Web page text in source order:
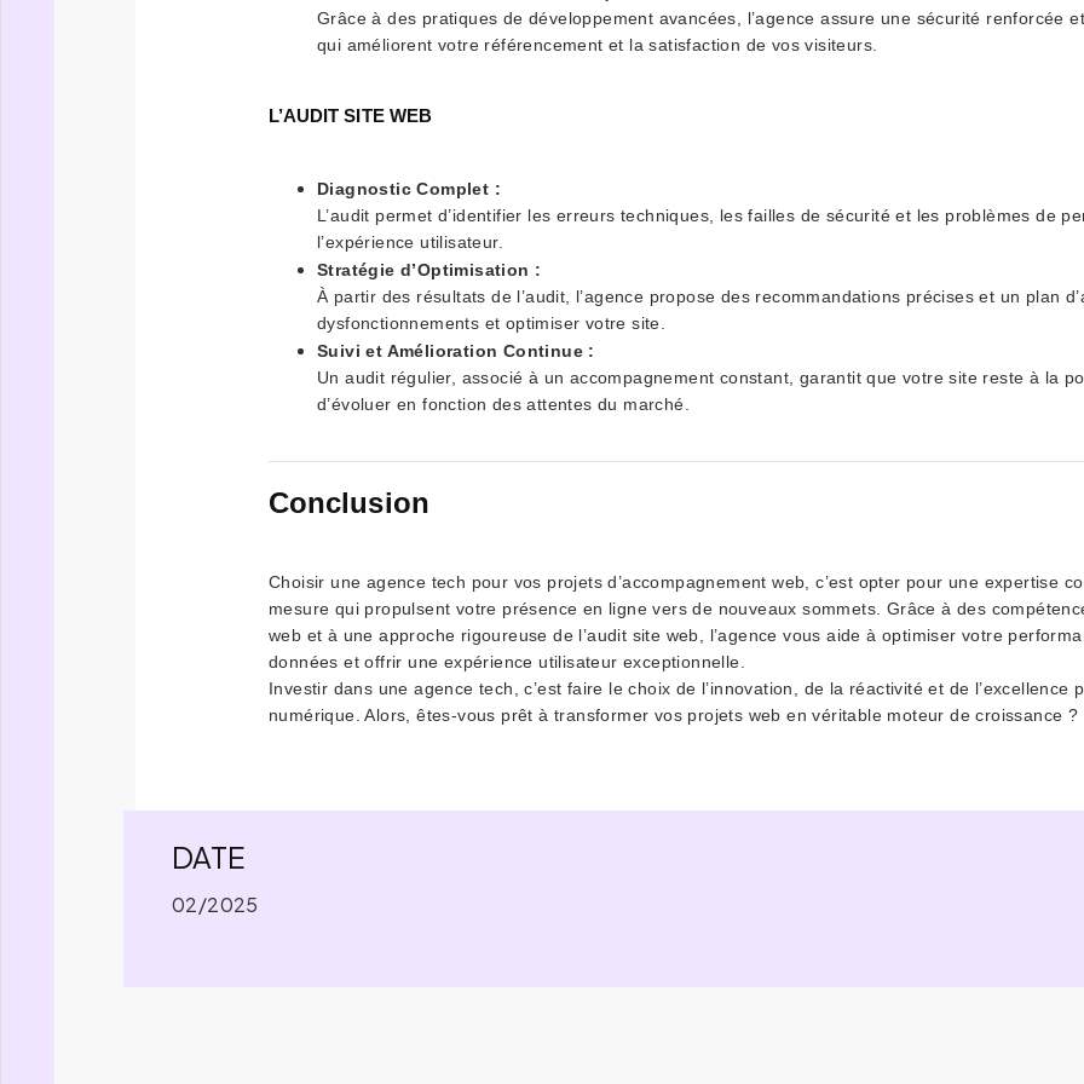
Grâce à des pratiques de développement avancées, l’agence assure une sécurité renforcée
qui améliorent votre référencement et la satisfaction de vos visiteurs.
L’AUDIT SITE WEB
Diagnostic Complet :
L’audit permet d’identifier les erreurs techniques, les failles de sécurité et les problèmes de
l’expérience utilisateur.
Stratégie d’Optimisation :
À partir des résultats de l’audit, l’agence propose des recommandations précises et un plan
dysfonctionnements et optimiser votre site.
Suivi et Amélioration Continue :
Un audit régulier, associé à un accompagnement constant, garantit que votre site reste à la
d’évoluer en fonction des attentes du marché.
Conclusion
Choisir une agence tech pour vos projets d’accompagnement web, c’est opter pour une expertise
mesure qui propulsent votre présence en ligne vers de nouveaux sommets. Grâce à des
web et à une approche rigoureuse de l’audit site web, l’agence vous aide à optimiser votre
données et offrir une expérience utilisateur exceptionnelle.
Investir dans une agence tech, c’est faire le choix de l’innovation, de la réactivité et de
numérique. Alors, êtes-vous prêt à transformer vos projets web en véritable moteur de croissance ?
DATE
02/2025